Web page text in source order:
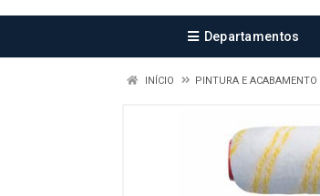
Departamentos
INÍCIO PINTURA E ACABAMENTO